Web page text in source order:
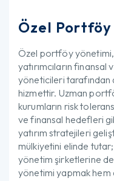
Özel
Özel portföy
yatırımcıların finansal
yöneticileri
hizmettir. Uzman
kurumların risk
ve finansal hedefleri
yatırım stratejileri
mülkiyetini elinde
yönetim şirketlerine
yönetimi yapmak